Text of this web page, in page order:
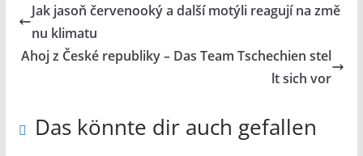
Jak jasoň červenooký a další motýli reagují na změ
nu klimatu
Ahoj z České republiky – Das Team Tschechien stel
lt sich vor
Das könnte dir auch gefallen